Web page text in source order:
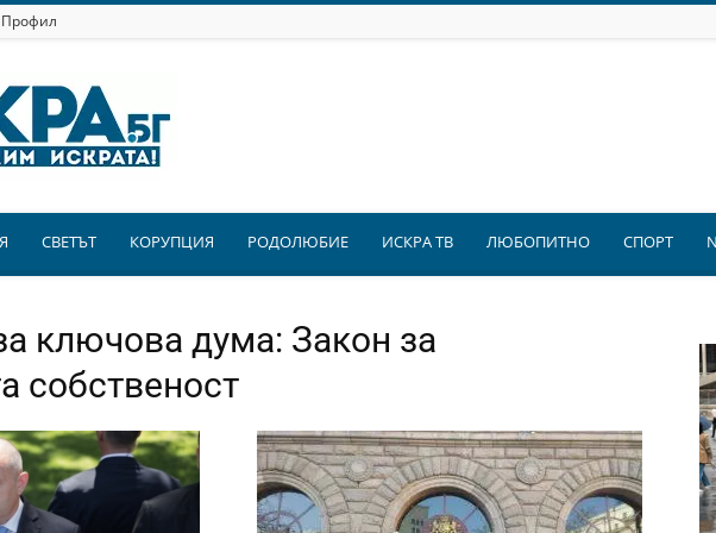
Профил
Искра.бг
СВЕТЪТ КОРУПЦИЯ РОДОЛЮБИЕ ИСКРА ТВ ЛЮБОПИТНО СПОРТ
ключова дума: Закон за
собственост